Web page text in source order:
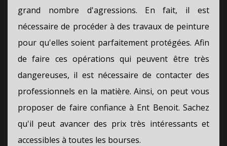
grand nombre d'agressions. En fait, il est
nécessaire de procéder à des travaux de peinture
pour qu'elles soient parfaitement protégées. Afin
de faire ces opérations qui peuvent être très
dangereuses, il est nécessaire de contacter des
professionnels en la matière. Ainsi, on peut vous
proposer de faire confiance à Ent Benoit. Sachez
qu'il peut avancer des prix très intéressants et
accessibles à toutes les bourses.